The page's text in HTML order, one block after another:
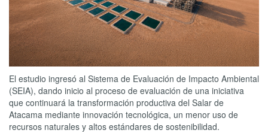
El estudio ingresó al Sistema de Evaluación de Impacto Ambiental
(SEIA), dando inicio al proceso de evaluación de una iniciativa
que continuará la transformación productiva del Salar de
Atacama mediante innovación tecnológica, un menor uso de
recursos naturales y altos estándares de sostenibilidad.